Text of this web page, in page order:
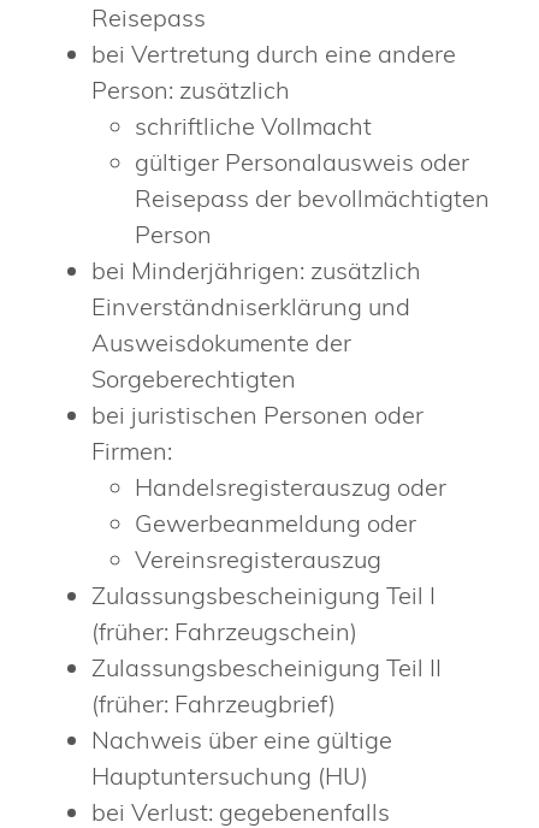
Reisepass
bei Vertretung durch eine andere
Person: zusätzlich
schriftliche Vollmacht
gültiger Personalausweis oder
Reisepass der bevollmächtigten
Person
bei Minderjährigen: zusätzlich
Einverständniserklärung und
Ausweisdokumente der
Sorgeberechtigten
bei juristischen Personen oder
Firmen:
Handelsregisterauszug oder
Gewerbeanmeldung oder
Vereinsregisterauszug
Zulassungsbescheinigung Teil I
(früher: Fahrzeugschein)
Zulassungsbescheinigung Teil II
(früher: Fahrzeugbrief)
Nachweis über eine gültige
Hauptuntersuchung (HU)
bei Verlust: gegebenenfalls